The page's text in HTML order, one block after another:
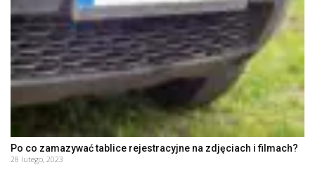
Po co zamazywać tablice rejestracyjne na zdjęciach i filmach?
28 lutego, 2023